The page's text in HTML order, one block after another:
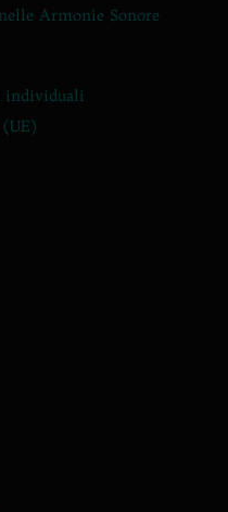
Armonie Sonore
individuali